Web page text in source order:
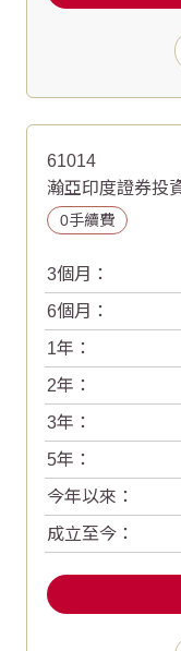
61014
瀚亞印度證券投
0手續費
3個月：
6個月：
1年：
2年：
3年：
5年：
今年以來：
成立至今：